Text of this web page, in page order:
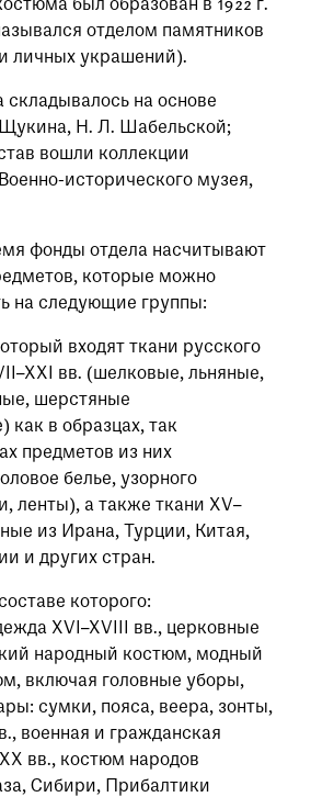
работы музея
опрос
музея. Ваше
нам стать лучше!
был образован в 1922 г.
отделом памятников
личных украшений).
складывалось на основе
Н. Л. Шабельской;
вошли коллекции
исторического музея,
фонды отдела насчитывают
которые можно
на следующие группы:
входят ткани русского
вв. (шелковые, льняные,
шерстяные
как в образцах, так
предметов из них
белье, узорного
ленты), а также ткани XV–
из Ирана, Турции, Китая,
и других стран.
которого:
XVI–XVIII вв., церковные
народный костюм, модный
включая головные уборы,
сумки, пояса, веера, зонты,
военная и гражданская
вв., костюм народов
Сибири, Прибалтики